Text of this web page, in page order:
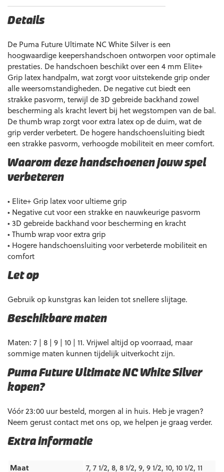
Extra informatie
Maat 7, 7 1/2, 8, 8 1/2, 9, 9 1/2, 10, 10 1/2, 11
Details
De Puma Future Ultimate NC White Silver is een
hoogwaardige keepershandschoen ontworpen voor optimale
prestaties. De handschoen beschikt over een 4 mm Elite+
Grip latex handpalm, wat zorgt voor uitstekende grip onder
alle weersomstandigheden. De negative cut biedt een
strakke pasvorm, terwijl de 3D gebreide backhand zowel
bescherming als kracht levert bij het wegstompen van de bal.
De thumb wrap zorgt voor extra latex op de duim, wat de
grip verder verbetert. De hogere handschoensluiting biedt
een strakke pasvorm, verhoogde mobiliteit en meer comfort.
Waarom deze handschoenen jouw spel
verbeteren
• Elite+ Grip latex voor ultieme grip
• Negative cut voor een strakke en nauwkeurige pasvorm
• 3D gebreide backhand voor bescherming en kracht
• Thumb wrap voor extra grip
• Hogere handschoensluiting voor verbeterde mobiliteit en
comfort
Let op
Gebruik op kunstgras kan leiden tot snellere slijtage.
Beschikbare maten
Maten: 7 | 8 | 9 | 10 | 11. Vrijwel altijd op voorraad, maar
sommige maten kunnen tijdelijk uitverkocht zijn.
Puma Future Ultimate NC White Silver
kopen?
Vóór 23:00 uur besteld, morgen al in huis. Heb je vragen?
Neem gerust contact met ons op, we helpen je graag verder.